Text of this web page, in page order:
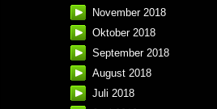
November 2018
Oktober 2018
September 2018
August 2018
Juli 2018